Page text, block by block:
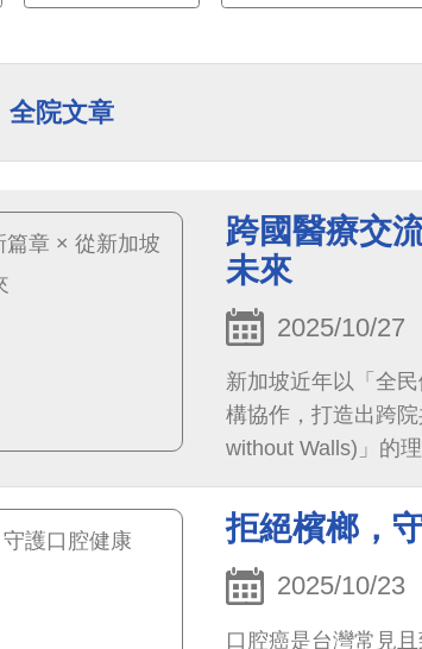
全院文章
跨國醫療交
未來
2025/10/27
新加坡近年以「全
構協作，打造出跨
without Walls)」的
康」，從「醫院」
構，串聯臨床自動
典範。
拒絕檳榔，
2025/10/23
口腔癌是台灣常見